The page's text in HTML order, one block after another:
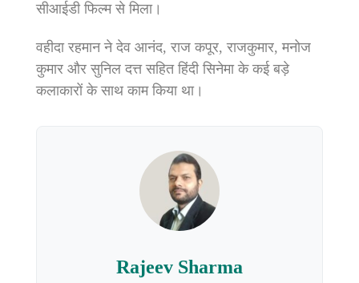
सीआईडी फिल्म से मिला।
वहीदा रहमान ने देव आनंद, राज कपूर, राजकुमार, मनोज
कुमार और सुनिल दत्त सहित हिंदी सिनेमा के कई बड़े
कलाकारों के साथ काम किया था।
Rajeev Sharma